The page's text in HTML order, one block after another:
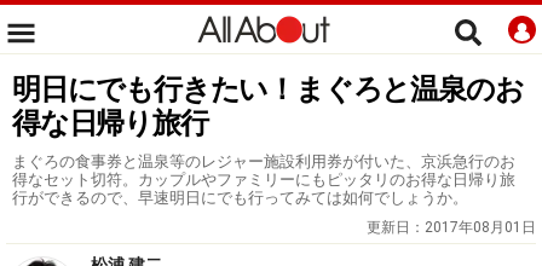
明日にでも行きたい！まぐろと温泉のお
得な日帰り旅行
まぐろの食事券と温泉等のレジャー施設利用券が付いた、京浜急行のお
得なセット切符。カップルやファミリーにもピッタリのお得な日帰り旅
行ができるので、早速明日にでも行ってみては如何でしょうか。
更新日： 2017年08月01日